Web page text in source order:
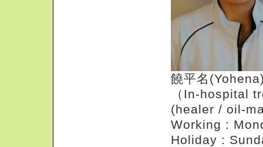
饒平名
（In-hospital
(healer / oil-
Working :
Holiday :